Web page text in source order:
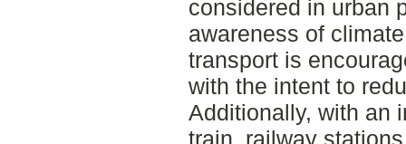
considered in urban
awareness of
transport is
with the intent to
Additionally, with an
train, railway